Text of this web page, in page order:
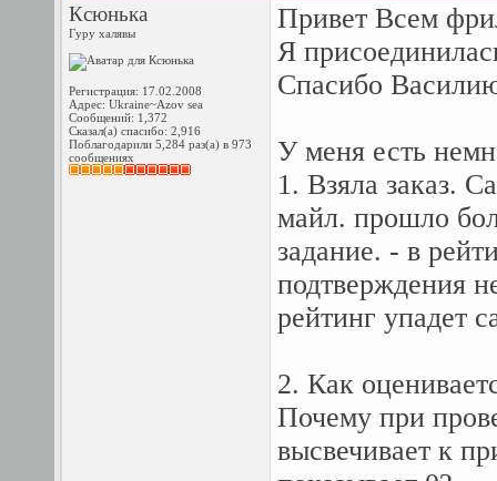
Ксюнька
Гуру халявы
Регистрация: 17.02.2008
Адрес: Ukraine~Azov sea
Сообщений: 1,372
Сказал(а) спасибо: 2,916
Поблагодарили 5,284 раз(а) в 973
сообщениях
Привет Всем
Я
Спасибо
У меня есть
1. Взяла заказ.
майл. прошло
задание. - в
подтверждения
рейтинг упадет
2. Как
Почему при
высвечивает к